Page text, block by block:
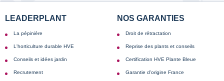
LEADERPLANT
La pépinière
L'horticulture durable HVE
Conseils et idées jardin
Recrutement
NOS GARANTIES
Droit de rétractation
Reprise des plants et conseils
Certification HVE Plante Bleue
Garantie d'origine France